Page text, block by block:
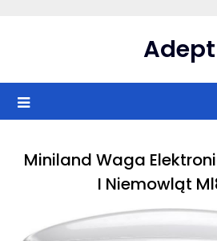
Adept
Miniland Waga
I Niemowląt